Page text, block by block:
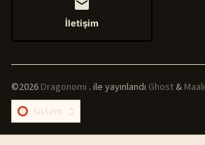
İletişim
©2026Dragonomi .ile yayınlandı Ghost&Maali